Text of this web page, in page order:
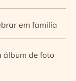
em família
álbum de foto